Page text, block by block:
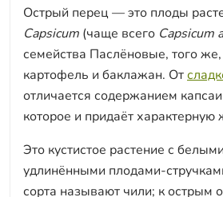
Острый перец — это плоды
Capsicum (чаще всего Capsicum
семейства Паслёновые, того же,
картофель и баклажан. От
отличается содержанием
которое и придаёт характерную
Это кустистое растение с
удлинёнными плодами-
сорта называют чили; к острым